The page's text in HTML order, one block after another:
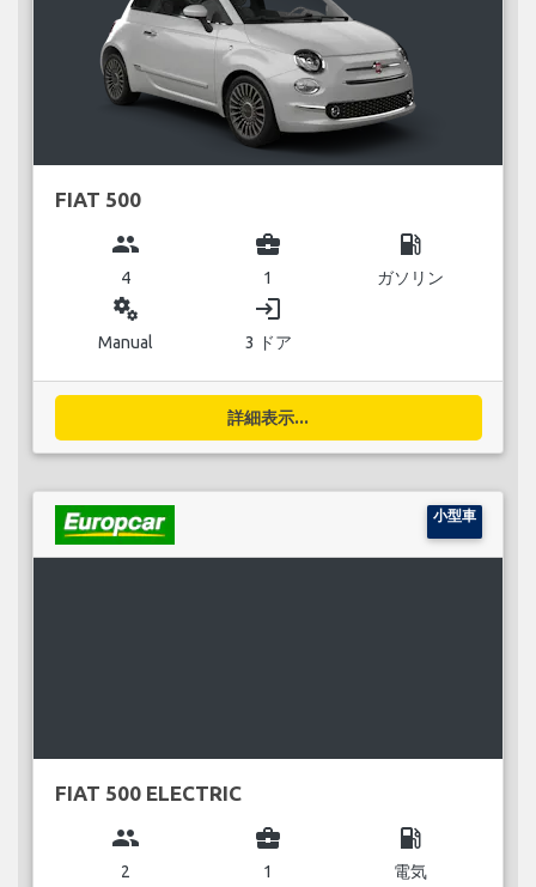
FIAT 500
group
4
business_center
1
local_gas_station
ガソリン
miscellaneous_services
Manual
login
3 ドア
詳細表示...
小型車
FIAT 500 ELECTRIC
group
2
business_center
1
local_gas_station
電気